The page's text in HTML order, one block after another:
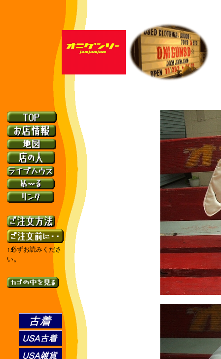
↑必ずお読みくださ
い。